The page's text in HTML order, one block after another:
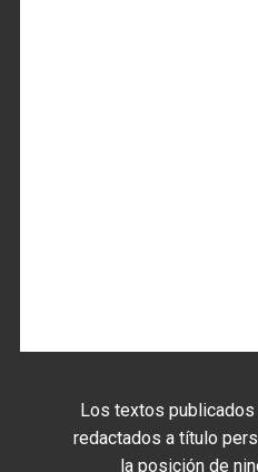
Los textos
redactados a título
la posición de